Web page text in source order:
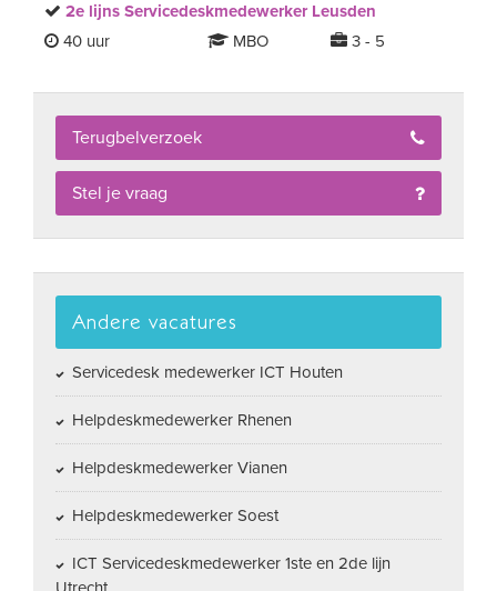
2e lijns Servicedeskmedewerker Leusden
40 uur
MBO 3 - 5
Terugbelverzoek
Stel je vraag
Andere vacatures
Servicedesk medewerker ICT Houten
Helpdeskmedewerker Rhenen
Helpdeskmedewerker Vianen
Helpdeskmedewerker Soest
ICT Servicedeskmedewerker 1ste en 2de lijn